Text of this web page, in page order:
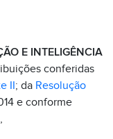
E INTELIGÊNCIA
conferidas
II; da Resolução
e conforme